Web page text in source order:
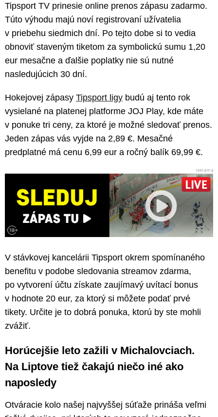
Tipsport TV prinesie online prenos zápasu zadarmo.
Túto výhodu majú noví registrovaní užívatelia
v priebehu siedmich dní. Po tejto dobe si to vedia
obnoviť staveným tiketom za symbolickú sumu 1,20
eur mesačne a ďalšie poplatky nie sú nutné
nasledujúcich 30 dní.
Hokejovej zápasy Tipsport ligy budú aj tento rok
vysielané na platenej platforme JOJ Play, kde máte
v ponuke tri ceny, za ktoré je možné sledovať prenos.
Jeden zápas vás vyjde na 2,89 €. Mesačné
predplatné má cenu 6,99 eur a ročný balík 69,99 €.
V stávkovej kancelárii Tipsport okrem spomínaného
benefitu v podobe sledovania streamov zdarma,
po vytvorení účtu získate zaujímavý uvítací bonus
v hodnote 20 eur, za ktorý si môžete podať prvé
tikety. Určite je to dobrá ponuka, ktorú by ste mohli
zvážiť.
Horúcejšie leto zažili v Michalovciach.
Na Liptove tiež čakajú niečo iné ako
naposledy
Otváracie kolo našej najvyššej súťaže prináša veľmi